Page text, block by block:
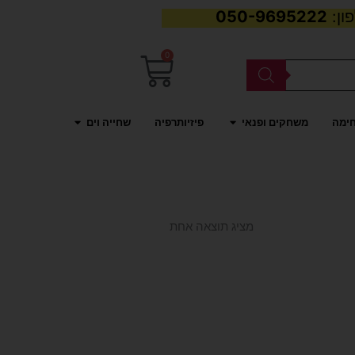
050-9695222
0
עגלת
משחקים ופנאי פתח משחקים ופנאי
פיזיותרפיה שחייה וים פתח שחייה וים
מציג תוצאה אחת